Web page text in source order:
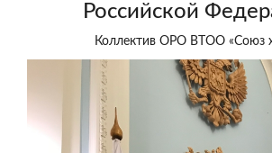
Российской
Коллектив ОРО ВТОО «Союз